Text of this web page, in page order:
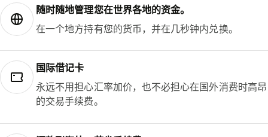
随时随地管理您在世界各地的资金。
在一个地方持有您的货币，并在几秒钟内兑换。
国际借记卡
永远不用担心汇率加价，也不必担心在国外消费时高昂
的交易手续费。